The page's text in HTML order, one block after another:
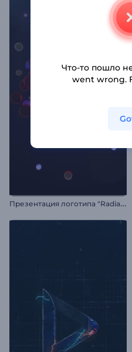
П
резентация логотипа "Radiant Forms"
Что-то пошло
went wrong.